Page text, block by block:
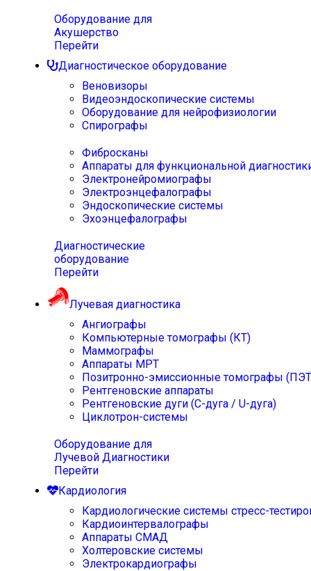
Оборудование для
Акушерство
Перейти
Диагностическое оборудование
Веновизоры
Видеоэндоскопические системы
Оборудование для нейрофизиологии
Спирографы
Фибросканы
Аппараты для функциональной
Электронейромиографы
Электроэнцефалографы
Эндоскопические системы
Эхоэнцефалографы
Диагностические
оборудование
Перейти
Лучевая диагностика
Ангиографы
Компьютерные томографы (КТ)
Маммографы
Аппараты МРТ
Позитронно-эмиссионные томографы
Рентгеновские аппараты
Рентгеновские дуги (С-дуга / U-дуга)
Циклотрон-системы
Оборудование для
Лучевой Диагностики
Перейти
Кардиология
Кардиологические системы стресс-
Кардиоинтервалографы
Аппараты СМАД
Холтеровские системы
Электрокардиографы